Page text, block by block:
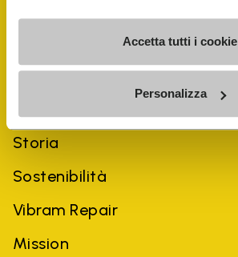
Accetta tutti i cookie
Personalizza
Storia
Sostenibilità
Vibram Repair
Mission